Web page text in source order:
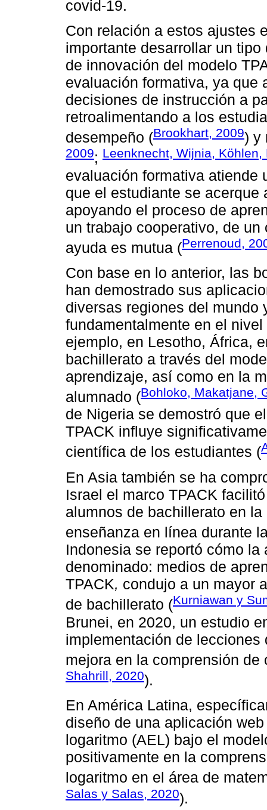
covid-19.
Con relación a estos ajustes
importante desarrollar un
de innovación del modelo
evaluación formativa, ya que
decisiones de instrucción a
retroalimentando a los
desempeño (Brookhart, 2009) y
2009; Leenknecht, Wijnia,
evaluación formativa atiende
que el estudiante se
apoyando el proceso de
un trabajo cooperativo, de
ayuda es mutua (Perrenoud,
Con base en lo anterior, las
han demostrado sus
diversas regiones del
fundamentalmente en el
ejemplo, en Lesotho, África,
bachillerato a través del
aprendizaje, así como en la
alumnado (Bohloko, Makatjane,
de Nigeria se demostró que
TPACK influye
científica de los estudiantes (
En Asia también se ha
Israel el marco TPACK
alumnos de bachillerato en
enseñanza en línea durante
Indonesia se reportó cómo
denominado: medios de
TPACK, condujo a un mayor
de bachillerato (Kurniawan y
Brunei, en 2020, un estudio
implementación de
mejora en la comprensión de
Shahrill, 2020).
En América Latina,
diseño de una aplicación
logaritmo (AEL) bajo el
positivamente en la
logaritmo en el área de
Salas y Salas, 2020).